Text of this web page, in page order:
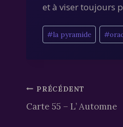
et à viser toujours
Étiquettes
de
#la pyramide #
Navigation
de
PRÉCÉDENT
Carte 55 – L’ Automne